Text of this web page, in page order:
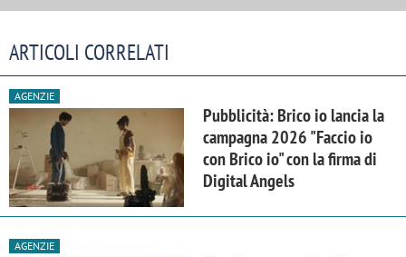
ARTICOLI CORRELATI
AGENZIE
Pubblicità: Brico io lancia la
campagna 2026 "Faccio io
con Brico io" con la firma di
Digital Angels
AGENZIE